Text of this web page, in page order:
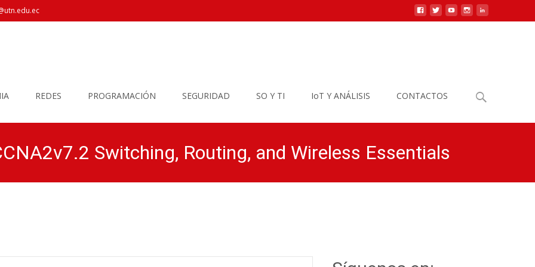
REDES PROGRAMACIÓN SEGURIDAD SO Y TI IoT Y ANÁLISIS CONTACTOS
Buscar
por:
Switching, Routing, and Wireless Essentials